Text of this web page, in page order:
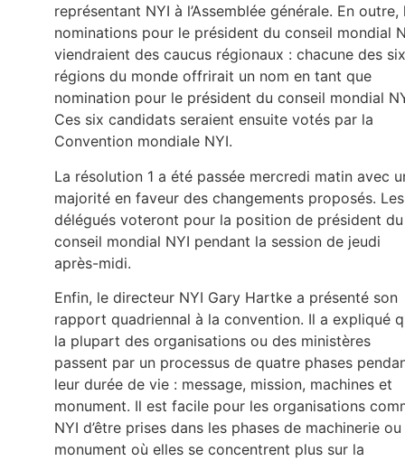
représentant NYI à l’Assemblée générale. En outre,
nominations pour le président du conseil mondial
viendraient des caucus régionaux : chacune des six
régions du monde offrirait un nom en tant que
nomination pour le président du conseil mondial
Ces six candidats seraient ensuite votés par la
Convention mondiale NYI.
La résolution 1 a été passée mercredi matin avec
majorité en faveur des changements proposés. Les
délégués voteront pour la position de président du
conseil mondial NYI pendant la session de jeudi
après-midi.
Enfin, le directeur NYI Gary Hartke a présenté son
rapport quadriennal à la convention. Il a expliqué
la plupart des organisations ou des ministères
passent par un processus de quatre phases
leur durée de vie : message, mission, machines et
monument. Il est facile pour les organisations
NYI d’être prises dans les phases de machinerie
monument où elles se concentrent plus sur la